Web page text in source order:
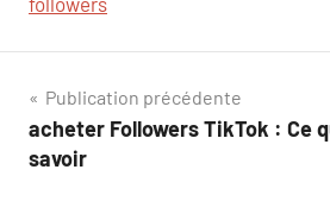
Navigation
de
Publication précédente
acheter Followers TikTok : Ce
savoir